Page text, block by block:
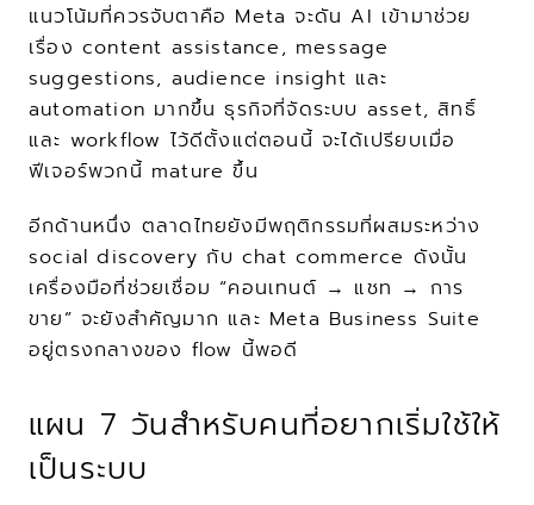
แนวโน้มที่ควรจับตาคือ Meta จะดัน AI เข้ามาช่วย
เรื่อง content assistance, message
suggestions, audience insight และ
automation มากขึ้น ธุรกิจที่จัดระบบ asset, สิทธิ์
และ workflow ไว้ดีตั้งแต่ตอนนี้ จะได้เปรียบเมื่อ
ฟีเจอร์พวกนี้ mature ขึ้น
อีกด้านหนึ่ง ตลาดไทยยังมีพฤติกรรมที่ผสมระหว่าง
social discovery กับ chat commerce ดังนั้น
เครื่องมือที่ช่วยเชื่อม “คอนเทนต์ → แชท → การ
ขาย” จะยังสำคัญมาก และ Meta Business Suite
อยู่ตรงกลางของ flow นี้พอดี
แผน 7 วันสำหรับคนที่อยากเริ่มใช้ให้
เป็นระบบ